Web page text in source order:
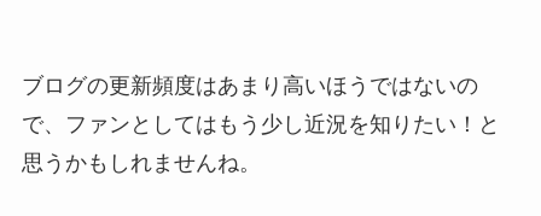
ブログの更新頻度はあまり高いほうではないの
で、ファンとしてはもう少し近況を知りたい！と
思うかもしれませんね。